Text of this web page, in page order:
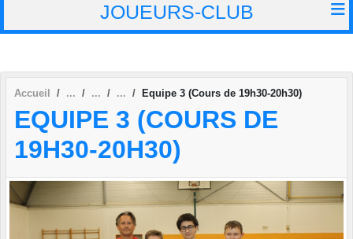
JOUEURS-CLUB
Accueil Equipe 3 (Cours de 19h30-20h30)
EQUIPE 3 (COURS DE
19H30-20H30)